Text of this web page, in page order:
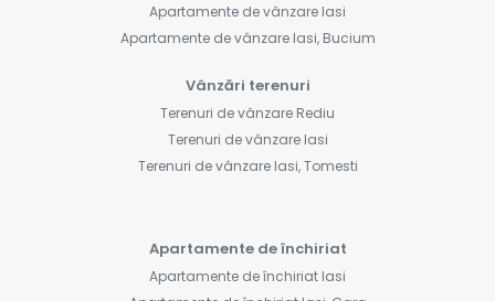
Apartamente de vânzare Iasi
Apartamente de vânzare Iasi, Bucium
Vânzări terenuri
Terenuri de vânzare Rediu
Terenuri de vânzare Iasi
Terenuri de vânzare Iasi, Tomesti
Apartamente de închiriat
Apartamente de închiriat Iasi